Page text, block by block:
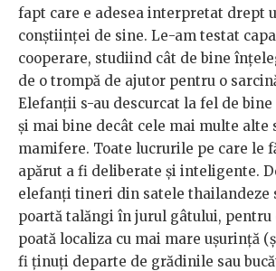
fapt care e adesea interpretat drept
conștiinței de sine. Le-am testat
cooperare, studiind cât de bine
de o trompă de ajutor pentru o
Elefanții s-au descurcat la fel de
și mai bine decât cele mai multe alte
mamifere. Toate lucrurile pe care le
apărut a fi deliberate și inteligente.
elefanți tineri din satele thailandeze
poartă talăngi în jurul gâtului, pentru
poată localiza cu mai mare ușurință
fi ținuți departe de grădinile sau